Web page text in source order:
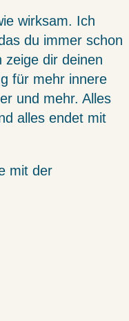
wirksam. Ich
du immer schon
dir deinen
für mehr innere
und mehr. Alles
alles endet mit
mit der